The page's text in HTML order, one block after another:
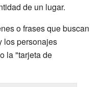
de un lugar.
o frases que buscan
los personajes
la "tarjeta de